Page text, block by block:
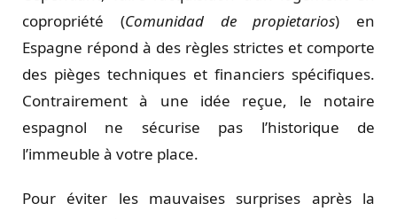
copropriété (Comunidad de propietarios) en
Espagne répond à des règles strictes et comporte
des pièges techniques et financiers spécifiques.
Contrairement à une idée reçue, le notaire
espagnol ne sécurise pas l’historique de
l’immeuble à votre place.
Pour éviter les mauvaises surprises après la